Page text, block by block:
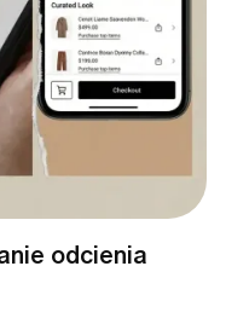
odcienia